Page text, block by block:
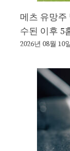
메츠 유망주
수된 이후 5
2026년 08월 10